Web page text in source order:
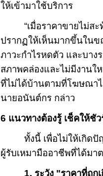
ให้เข้ามาใช้บริการ
“เมื่อราคาขายไม่ส
ปรากฏให้เห็นมากขึ้นใน
ภาวะกำไรหดตัว และบาง
สภาพคล่องและไม่มีงานใ
ที่ไม่ได้บ้านตามที่โฆษณาไ
นายอนันต์กร กล่าว
6 แนวทางต้องรู้ เช็คให้ชั
ทั้งนี้ เพื่อไม่ให้เกิดปั
ผู้รับเหมามืออาชีพที่ได้มา
1. ระวัง "ราคาที่ถูก